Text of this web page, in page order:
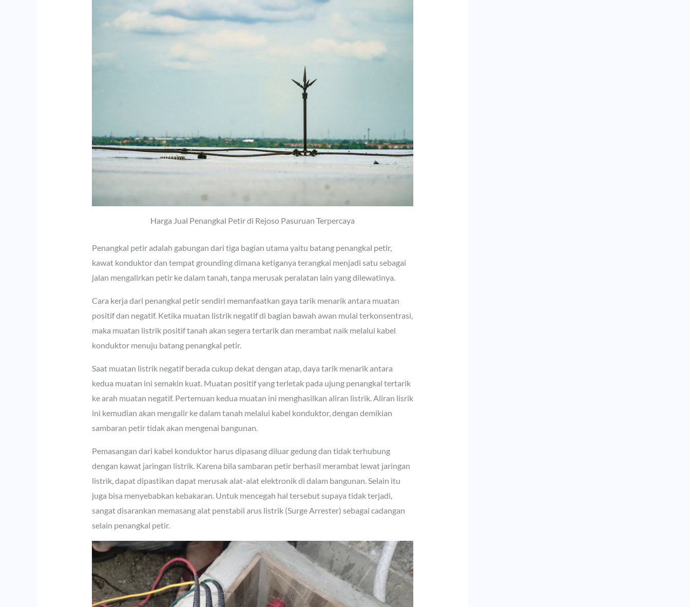
Harga Jual Penangkal Petir di Rejoso Pasuruan Terpercaya
Penangkal petir adalah gabungan dari tiga bagian utama yaitu batang penangkal petir,
kawat konduktor dan tempat grounding dimana ketiganya terangkai menjadi satu sebagai
jalan mengalirkan petir ke dalam tanah, tanpa merusak peralatan lain yang dilewatinya.
Cara kerja dari penangkal petir sendiri memanfaatkan gaya tarik menarik antara muatan
positif dan negatif. Ketika muatan listrik negatif di bagian bawah awan mulai terkonsentrasi,
maka muatan listrik positif tanah akan segera tertarik dan merambat naik melalui kabel
konduktor menuju batang penangkal petir.
Saat muatan listrik negatif berada cukup dekat dengan atap, daya tarik menarik antara
kedua muatan ini semakin kuat. Muatan positif yang terletak pada ujung penangkal tertarik
ke arah muatan negatif. Pertemuan kedua muatan ini menghasilkan aliran listrik. Aliran lisrik
ini kemudian akan mengalir ke dalam tanah melalui kabel konduktor, dengan demikian
sambaran petir tidak akan mengenai bangunan.
Pemasangan dari kabel konduktor harus dipasang diluar gedung dan tidak terhubung
dengan kawat jaringan listrik. Karena bila sambaran petir berhasil merambat lewat jaringan
listrik, dapat dipastikan dapat merusak alat-alat elektronik di dalam bangunan. Selain itu
juga bisa menyebabkan kebakaran. Untuk mencegah hal tersebut supaya tidak terjadi,
sangat disarankan memasang alat penstabil arus listrik (Surge Arrester) sebagai cadangan
selain penangkal petir.